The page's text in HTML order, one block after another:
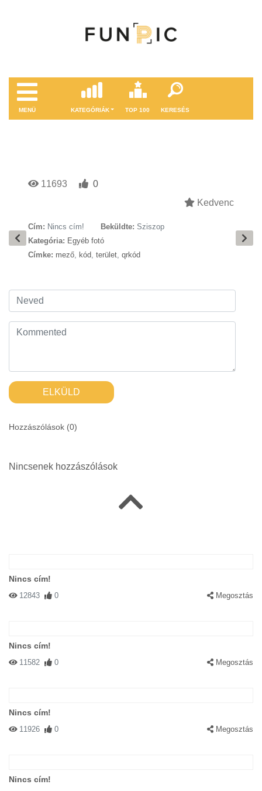
MENÜ KATEGÓRIÁK TOP 100 KERESÉS
11693
0
Kedvenc
Cím: Nincs cím! Beküldte: Sziszop
Kategória: Egyéb fotó
Címke: mező, kód, terület, qrkód
ELKÜLD
Hozzászólások (0)
Nincsenek hozzászólások
Nincs cím!
12843 0 Megosztás
Nincs cím!
11582 0 Megosztás
Nincs cím!
11926 0 Megosztás
Nincs cím!